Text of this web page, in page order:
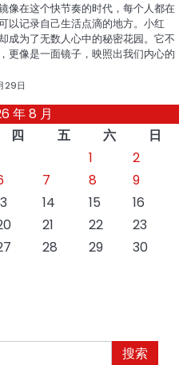
像在这个快节奏的时代，每个人都在
以记录自己生活点滴的地方。小红
成为了无数人心中的秘密花园。它不
更像是一面镜子，映照出我们内心的
29日
年 8 月
四 五 六
日
1
2
7 8
9
14 15
16
21 22
23
28 29
30